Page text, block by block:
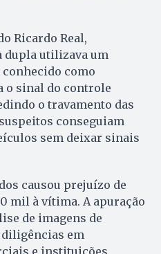
Ricardo Real,
dupla utilizava um
como
o sinal do controle
o travamento das
conseguiam
sem deixar sinais
causou prejuízo de
mil à vítima. A apuração
de imagens de
diligências em